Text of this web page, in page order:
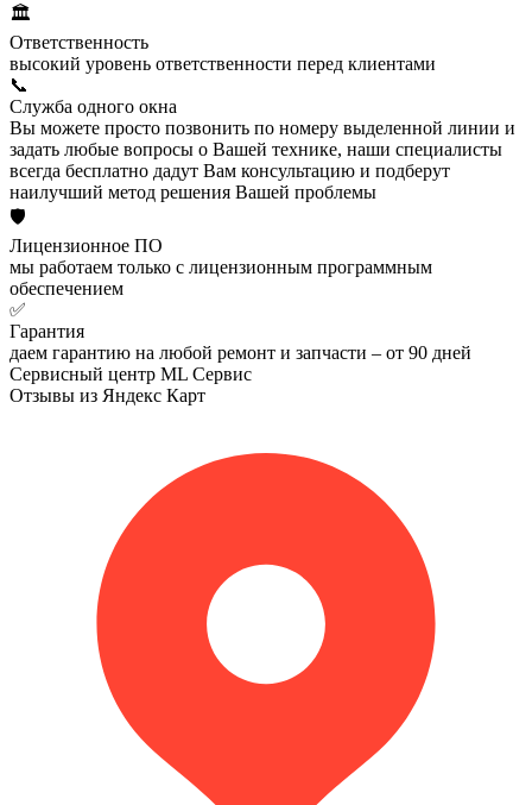
🏛️
Ответственность
высокий уровень ответственности перед клиентами
📞
Служба одного окна
Вы можете просто позвонить по номеру выделенной линии и
задать любые вопросы о Вашей технике, наши специалисты
всегда бесплатно дадут Вам консультацию и подберут
наилучший метод решения Вашей проблемы
🛡️
Лицензионное ПО
мы работаем только с лицензионным программным
обеспечением
✅
Гарантия
даем гарантию на любой ремонт и запчасти – от 90 дней
Сервисный центр ML Сервис
Отзывы из Яндекс Карт